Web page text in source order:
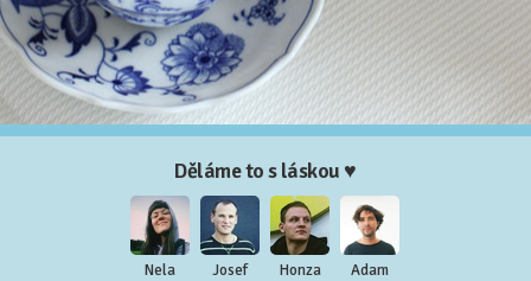
Děláme to s láskou ♥
Nela Josef Honza Adam